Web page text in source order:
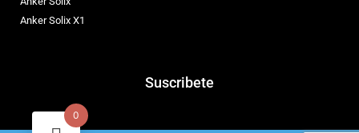
Anker Solix X1
Suscribete
0